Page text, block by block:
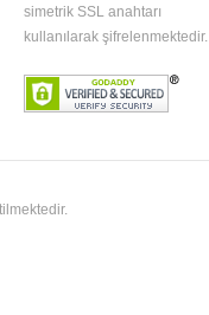
simetrik SSL anahtarı
kullanılarak şifrelenmektedir.